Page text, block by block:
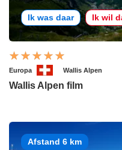
Ik was daar Ik wil
Europa Wallis Alpen
Wallis Alpen film
Afstand 6 km